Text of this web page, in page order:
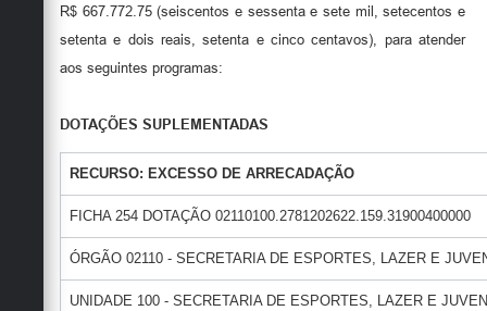
R$ 667.772.75 (seiscentos e sessenta e sete mil, setecentos e
setenta e dois reais, setenta e cinco centavos), para atender
aos seguintes programas:
DOTAÇÕES SUPLEMENTADAS
RECURSO: EXCESSO DE ARRECADAÇÃO
FICHA 254 DOTAÇÃO 02110100.2781202622.159.31900400000
ÓRGÃO 02110 - SECRETARIA DE ESPORTES, LAZER E
UNIDADE 100 - SECRETARIA DE ESPORTES, LAZER E